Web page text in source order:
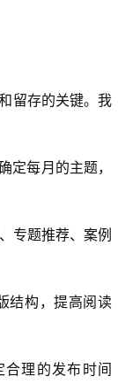
留存的关键。我
定每月的主题，
专题推荐、案例
结构，提高阅读
理的发布时间